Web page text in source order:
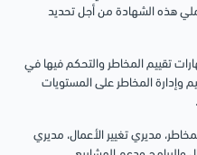
هذه الشهادة من أجل تحديد
تقييم المخاطر والتحكم فيها في
وإدارة المخاطر على المستويات
مديري تغيير الأعمال، مديري